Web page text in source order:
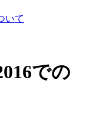
いて
での